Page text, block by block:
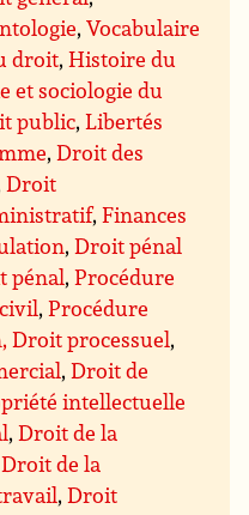
,Vocabulaire
droit,Histoire du
et sociologie du
public,Libertés
,Droit des
Droit
,Finances
,Droit pénal
pénal,Procédure
,Procédure
Droit processuel,
,Droit de
intellectuelle
,Droit de la
Droit de la
,Droit